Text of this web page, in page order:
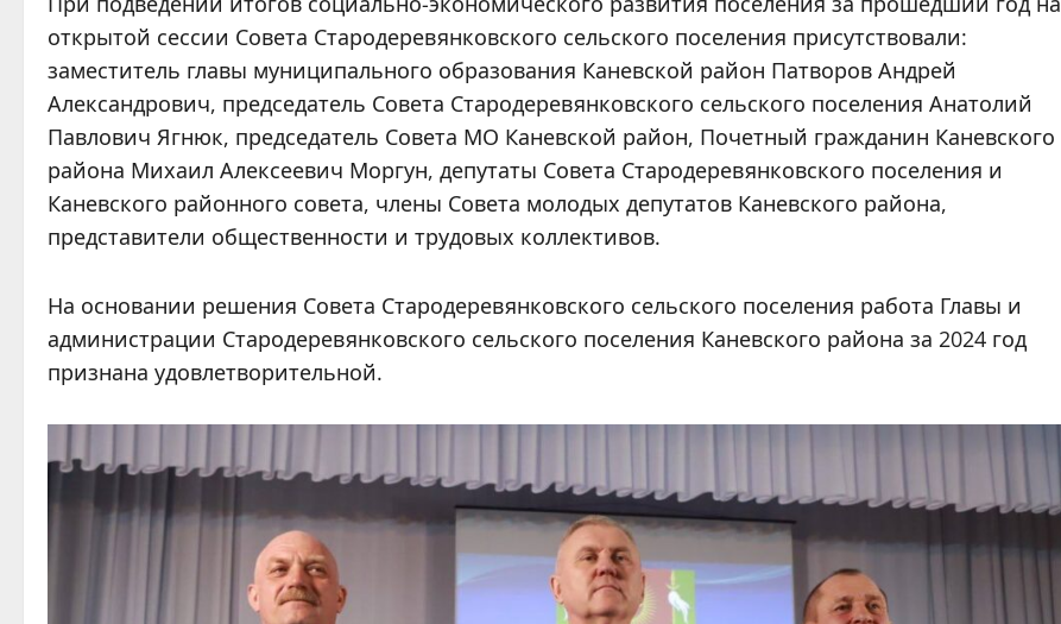
открытой сессии Совета Стародеревянковского сельского поселения присутствовали:
заместитель главы муниципального образования Каневской район Патворов Андрей
Александрович, председатель Совета Стародеревянковского сельского поселения Анатолий
Павлович Ягнюк, председатель Совета МО Каневской район, Почетный гражданин Каневского
района Михаил Алексеевич Моргун, депутаты Совета Стародеревянковского поселения и
Каневского районного совета, члены Совета молодых депутатов Каневского района,
представители общественности и трудовых коллективов.
На основании решения Совета Стародеревянковского сельского поселения работа Главы и
администрации Стародеревянковского сельского поселения Каневского района за 2024 год
признана удовлетворительной.